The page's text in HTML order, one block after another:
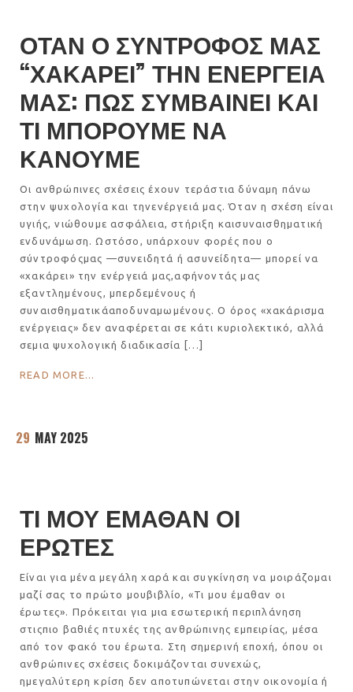
ΟΤΑΝ Ο ΣΥΝΤΡΟΦΟΣ ΜΑΣ
“ΧΑΚΑΡΕΙ” ΤΗΝ ΕΝΕΡΓΕΙΑ
ΜΑΣ: ΠΩΣ ΣΥΜΒΑΙΝΕΙ ΚΑΙ
ΤΙ ΜΠΟΡΟΥΜΕ ΝΑ
ΚΑΝΟΥΜΕ
Οι ανθρώπινες σχέσεις έχουν τεράστια δύναμη πάνω
στην ψυχολογία και τηνενέργειά μας. Όταν η σχέση είναι
υγιής, νιώθουμε ασφάλεια, στήριξη καισυναισθηματική
ενδυνάμωση. Ωστόσο, υπάρχουν φορές που ο
σύντροφόςμας —συνειδητά ή ασυνείδητα— μπορεί να
«χακάρει» την ενέργειά μας,αφήνοντάς μας
εξαντλημένους, μπερδεμένους ή
συναισθηματικάαποδυναμωμένους. Ο όρος «χακάρισμα
ενέργειας» δεν αναφέρεται σε κάτι κυριολεκτικό, αλλά
σεμια ψυχολογική διαδικασία […]
READ MORE...
29 MAY 2025
ΤΙ ΜΟΥ ΕΜΑΘΑΝ ΟΙ
ΕΡΩΤΕΣ
Είναι για μένα μεγάλη χαρά και συγκίνηση να μοιράζομαι
μαζί σας το πρώτο μουβιβλίο, «Τι μου έμαθαν οι
έρωτες». Πρόκειται για μια εσωτερική περιπλάνηση
στιςπιο βαθιές πτυχές της ανθρώπινης εμπειρίας, μέσα
από τον φακό του έρωτα. Στη σημερινή εποχή, όπου οι
ανθρώπινες σχέσεις δοκιμάζονται συνεχώς,
ημεγαλύτερη κρίση δεν αποτυπώνεται στην οικονομία ή